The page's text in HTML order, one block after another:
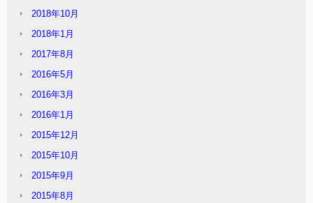
2018年10月
2018年1月
2017年8月
2016年5月
2016年3月
2016年1月
2015年12月
2015年10月
2015年9月
2015年8月